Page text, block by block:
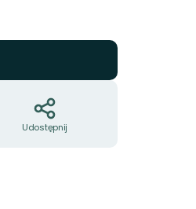
Udostępnij